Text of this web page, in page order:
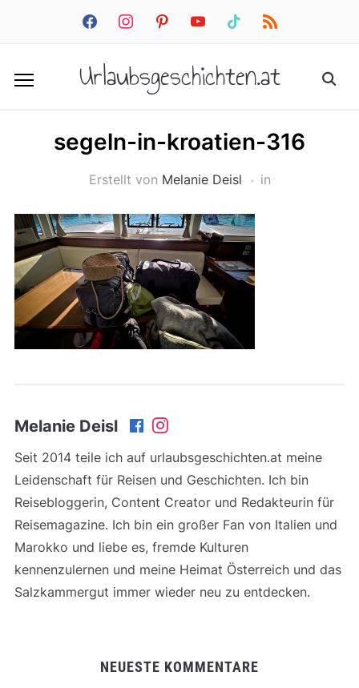
facebookinstagrampinterestyoutube tiktok rss
Urlaubsgeschichten.at
segeln-in-kroatien-316
Erstellt von Melanie Deisl in
Melanie Deisl
Seit 2014 teile ich auf urlaubsgeschichten.at meine
Leidenschaft für Reisen und Geschichten. Ich bin
Reisebloggerin, Content Creator und Redakteurin für
Reisemagazine. Ich bin ein großer Fan von Italien und
Marokko und liebe es, fremde Kulturen
kennenzulernen und meine Heimat Österreich und das
Salzkammergut immer wieder neu zu entdecken.
NEUESTE KOMMENTARE